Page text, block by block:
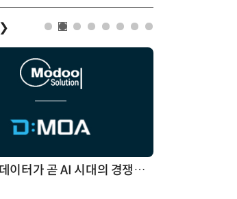
❯
체계화 된 데이터가 곧 AI 시대의 경쟁력이다